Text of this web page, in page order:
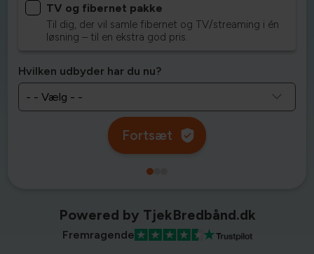
TV og fibernet pakke
Til dig, der vil samle fibernet og TV/streaming i én
løsning – til en ekstra god pris.
Hvilken udbyder har du nu?
Fortsæt
Powered by TjekBredbånd.dk
Fremragende